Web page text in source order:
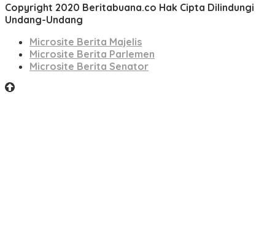
Copyright 2020 Beritabuana.co Hak Cipta Dilindungi
Undang-Undang
Microsite Berita Majelis
Microsite Berita Parlemen
Microsite Berita Senator